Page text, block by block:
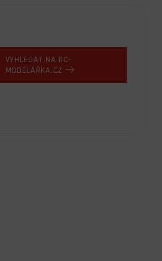
VYHLEDAT NA RC-
MODELÁŘKA.CZ